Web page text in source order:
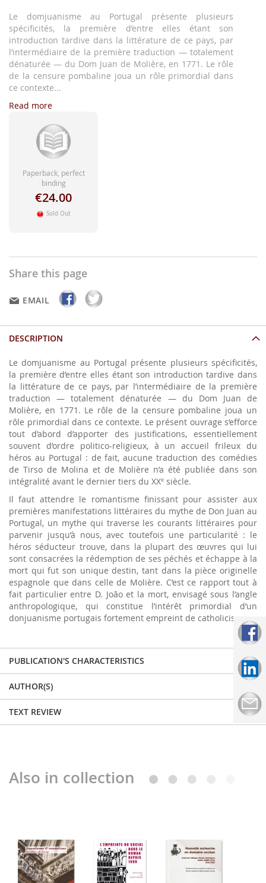
gallery
Le domjuanisme au Portugal présente plusieurs
spécificités, la première d’entre elles étant son
introduction tardive dans la littérature de ce pays, par
l’intermédiaire de la première traduction — totalement
dénaturée — du Dom Juan de Molière, en 1771. Le rôle
de la censure pombaline joua un rôle primordial dans
ce contexte...
Read more
Paperback, perfect
binding
€24.00
Sold Out
Share this page
EMAIL
DESCRIPTION
Le domjuanisme au Portugal présente plusieurs spécificités,
la première d’entre elles étant son introduction tardive dans
la littérature de ce pays, par l’intermédiaire de la première
traduction — totalement dénaturée — du Dom Juan de
Molière, en 1771. Le rôle de la censure pombaline joua un
rôle primordial dans ce contexte. Le présent ouvrage s’efforce
tout d’abord d’apporter des justifications, essentiellement
souvent d’ordre politico-religieux, à un accueil frileux du
héros au Portugal : de fait, aucune traduction des comédies
de Tirso de Molina et de Molière n’a été publiée dans son
intégralité avant le dernier tiers du XXe siècle.
Il faut attendre le romantisme finissant pour assister aux
premières manifestations littéraires du mythe de Don Juan au
Portugal, un mythe qui traverse les courants littéraires pour
parvenir jusqu’à nous, avec toutefois une particularité : le
héros séducteur trouve, dans la plupart des œuvres qui lui
sont consacrées la rédemption de ses péchés et échappe à la
mort qui fut son unique destin, tant dans la pièce originelle
espagnole que dans celle de Molière. C’est ce rapport tout à
fait particulier entre D. João et la mort, envisagé sous l’angle
anthropologique, qui constitue l’intérêt primordial d’un
donjuanisme portugais fortement empreint de catholicisme.
PUBLICATION'S CHARACTERISTICS
AUTHOR(S)
TEXT REVIEW
Also in collection